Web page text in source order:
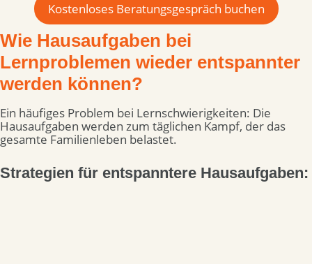
Kostenloses Beratungsgespräch buchen
Wie Hausaufgaben bei
Lernproblemen wieder entspannter
werden können?
Ein häufiges Problem bei Lernschwierigkeiten: Die
Hausaufgaben werden zum täglichen Kampf, der das
gesamte Familienleben belastet.
Strategien für entspanntere Hausaufgaben: